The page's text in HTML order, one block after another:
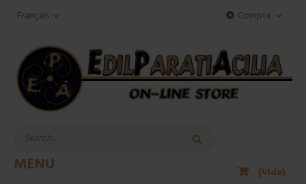
Compte
Français
(Vide)
MENU